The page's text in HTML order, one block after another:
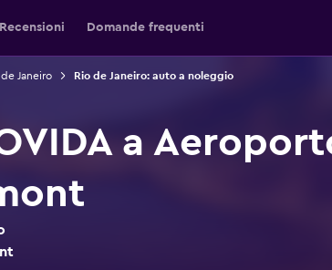
Recensioni Domande frequenti
Janeiro Rio de Janeiro: auto a noleggio
a